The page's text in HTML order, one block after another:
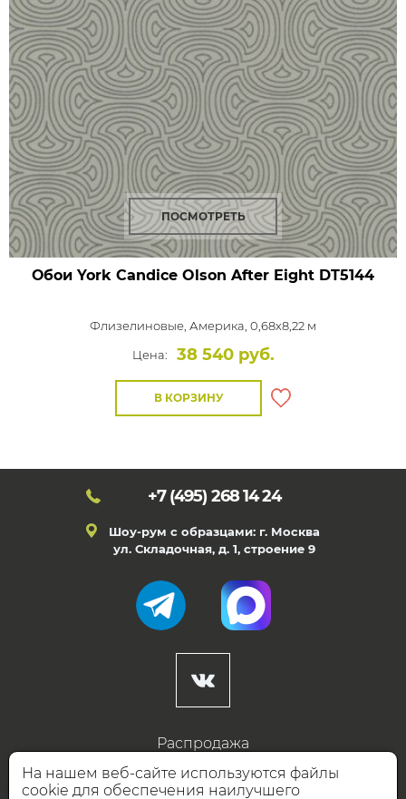
ПОСМОТРЕТЬ
Обои York Candice Olson After Eight DT5144
Флизелиновые, Америка, 0,68x8,22 м
Цена:
38 540 руб.
В КОРЗИНУ
+7 (495) 268 14 24
Шоу-рум с образцами: г. Москва
ул. Складочная, д. 1, строение 9
Распродажа
Готовые дизайны
Дизайнерам
На нашем веб-сайте используются файлы
cookie для обеспечения наилучшего